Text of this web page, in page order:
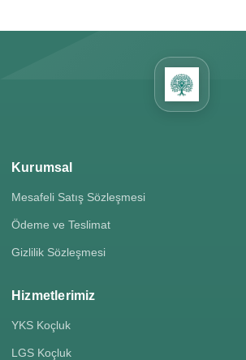
Kurumsal
Mesafeli Satış Sözleşmesi
Ödeme ve Teslimat
Gizlilik Sözleşmesi
Hizmetlerimiz
YKS Koçluk
LGS Koçluk